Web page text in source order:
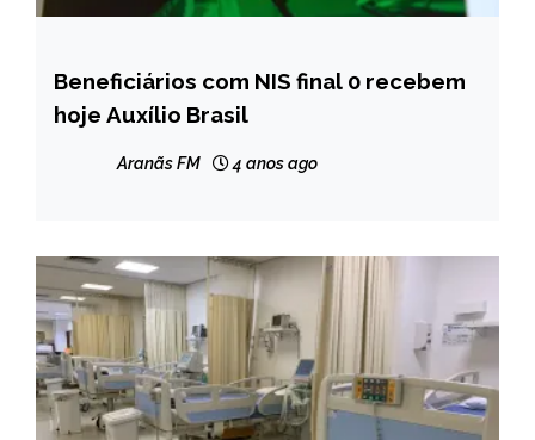
BRASIL
NOTÍCIAS
Beneficiários com NIS final 0 recebem
hoje Auxílio Brasil
Aranãs FM 4 anos ago